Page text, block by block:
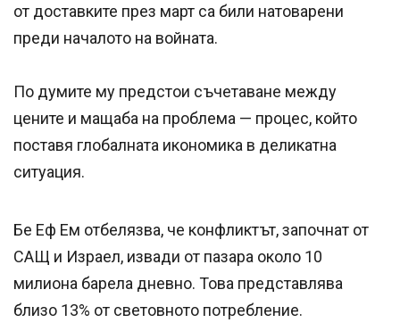
от доставките през март са били натоварени
преди началото на войната.
По думите му предстои съчетаване между
цените и мащаба на проблема — процес, който
поставя глобалната икономика в деликатна
ситуация.
Бе Еф Ем отбелязва, че конфликтът, започнат от
САЩ и Израел, извади от пазара около 10
милиона барела дневно. Това представлява
близо 13% от световното потребление.